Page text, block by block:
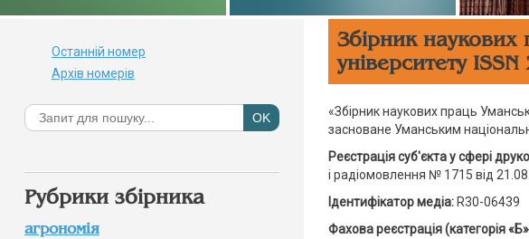
Збірник наукових
університету
«Збірник наукових праць
засноване Уманським
Реєстрація суб'єкта у сфері
і радіомовлення № 1715 від
Ідентифікатор медіа:R30-06439
Фахова реєстрація (категорія
Останній номер
Архів номерів
Рубрики збірника
агрономія